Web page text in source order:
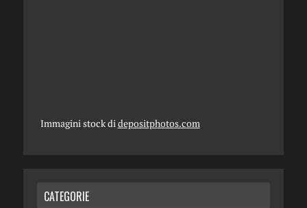
Immagini stock didepositphotos.com
CATEGORIE